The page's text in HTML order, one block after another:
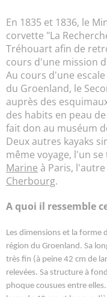
En 1835 et 1836, le
corvette "La
Tréhouart afin de
cours d'une mission
Au cours d'une
du Groenland, le
auprès des
des habits en peau
fait don au muséum
Deux autres kayaks
même voyage, l'un
Marine à Paris, l'autre
Cherbourg.
A quoi il ressemble
Les dimensions et la
région du Groenland. Sa
très fin (à peine 42 cm de
relevées. Sa structure à
phoque cousues entre